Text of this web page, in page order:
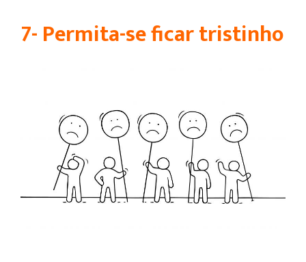
7- Permita-se ficar tristinho